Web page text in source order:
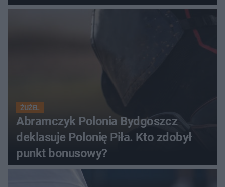
ŻUŻEL
Abramczyk Polonia Bydgoszcz
deklasuje Polonię Piła. Kto zdobył
punkt bonusowy?